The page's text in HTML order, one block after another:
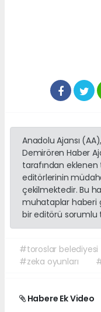
Anadolu Ajansı
Demirören Haber
tarafından
editörlerinin
çekilmektedir. Bu
muhataplar haberi
bir editörü sorumlu
#toroslar belediyesi
#zeka oyunları
Habere Ek Video